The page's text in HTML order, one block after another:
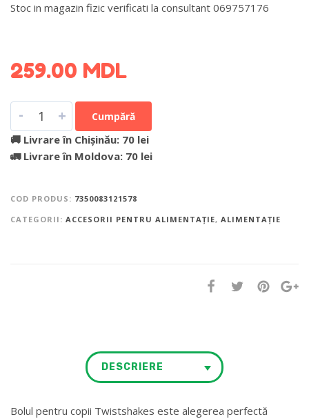
Stoc in magazin fizic verificati la consultant 069757176
259.00 MDL
- + Cumpără
🚚 Livrare în Chișinău: 70 lei
🚛 Livrare în Moldova: 70 lei
COD PRODUS: 7350083121578
CATEGORII: ACCESORII PENTRU ALIMENTAȚIE, ALIMENTAȚIE
DESCRIERE
Bolul pentru copii Twistshakes este alegerea perfectă